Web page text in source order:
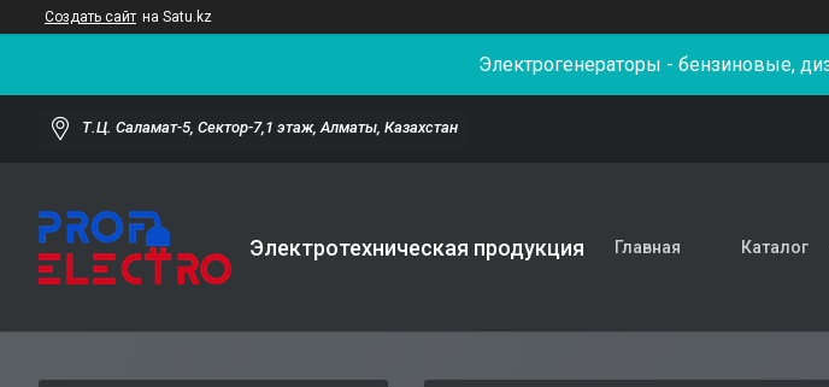
Создать сайт на Satu.kz
Электрогенераторы - бензиновые,
Т.Ц. Саламат-5, Cектор-7,1 этаж, Алматы, Казахстан
Электротехническая продукция Главная Каталог